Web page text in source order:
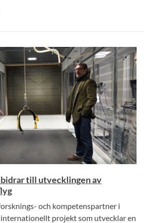
till utvecklingen av
och kompetenspartner i
projekt som utvecklar en